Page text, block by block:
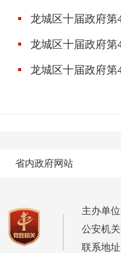
龙城区十届政府第
龙城区十届政府第
龙城区十届政府第
省内政府网站
主办单
公安机关
联系地